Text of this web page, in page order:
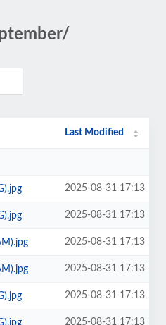
Last Modified
2025-08-31 17:13
2025-08-31 17:13
2025-08-31 17:13
2025-08-31 17:13
2025-08-31 17:13
2025-08-31 17:13